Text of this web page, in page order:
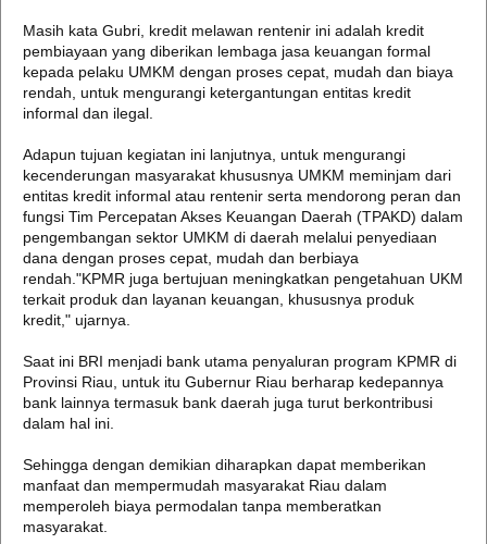
Masih kata Gubri, kredit melawan rentenir ini adalah kredit
pembiayaan yang diberikan lembaga jasa keuangan formal
kepada pelaku UMKM dengan proses cepat, mudah dan biaya
rendah, untuk mengurangi ketergantungan entitas kredit
informal dan ilegal.
Adapun tujuan kegiatan ini lanjutnya, untuk mengurangi
kecenderungan masyarakat khususnya UMKM meminjam dari
entitas kredit informal atau rentenir serta mendorong peran dan
fungsi Tim Percepatan Akses Keuangan Daerah (TPAKD) dalam
pengembangan sektor UMKM di daerah melalui penyediaan
dana dengan proses cepat, mudah dan berbiaya
rendah."KPMR juga bertujuan meningkatkan pengetahuan UKM
terkait produk dan layanan keuangan, khususnya produk
kredit," ujarnya.
Saat ini BRI menjadi bank utama penyaluran program KPMR di
Provinsi Riau, untuk itu Gubernur Riau berharap kedepannya
bank lainnya termasuk bank daerah juga turut berkontribusi
dalam hal ini.
Sehingga dengan demikian diharapkan dapat memberikan
manfaat dan mempermudah masyarakat Riau dalam
memperoleh biaya permodalan tanpa memberatkan
masyarakat.